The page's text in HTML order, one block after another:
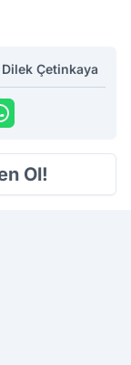
Dilek Çetinkaya
Ol!